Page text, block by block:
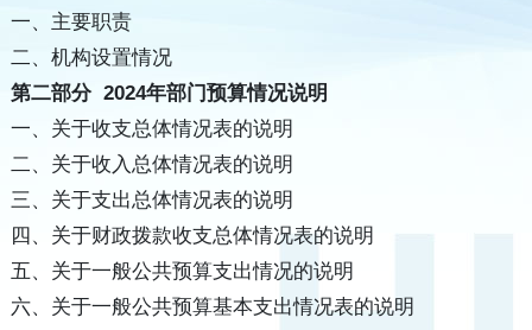
一、主要职责
二、机构设置情况
第二部分 2024年部门预算情况说明
一、关于收支总体情况表的说明
二、关于收入总体情况表的说明
三、关于支出总体情况表的说明
四、关于财政拨款收支总体情况表的说明
五、关于一般公共预算支出情况的说明
六、关于一般公共预算基本支出情况表的说明